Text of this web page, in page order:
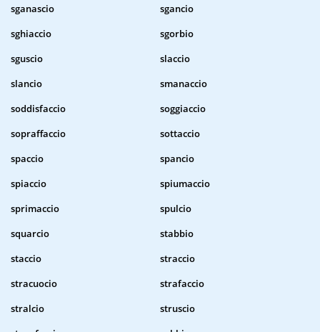
sganascio
sgancio
sghiaccio
sgorbio
sguscio
slaccio
slancio
smanaccio
soddisfaccio
soggiaccio
sopraffaccio
sottaccio
spaccio
spancio
spiaccio
spiumaccio
sprimaccio
spulcio
squarcio
stabbio
staccio
straccio
stracuocio
strafaccio
stralcio
struscio